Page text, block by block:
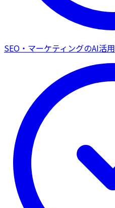
SEO・マーケティングのAI活用